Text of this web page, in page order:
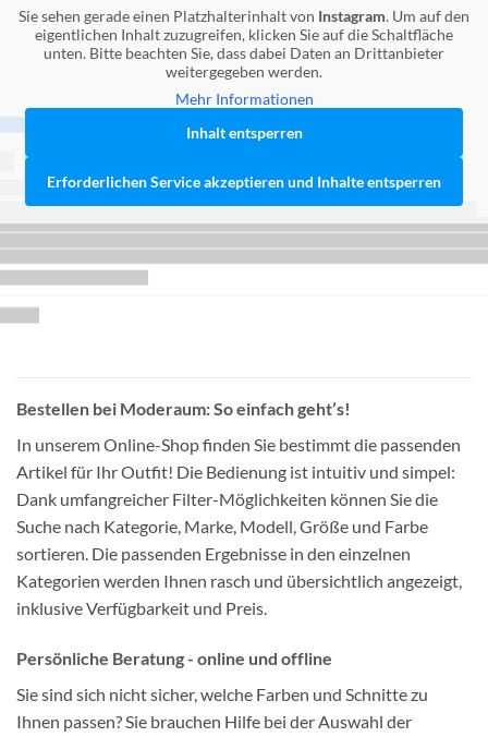
Sie sehen gerade einen Platzhalterinhalt von Instagram. Um auf den
eigentlichen Inhalt zuzugreifen, klicken Sie auf die Schaltfläche
unten. Bitte beachten Sie, dass dabei Daten an Drittanbieter
weitergegeben werden.
Mehr Informationen
Inhalt entsperren
Erforderlichen Service akzeptieren und Inhalte entsperren
Bestellen bei Moderaum: So einfach geht’s!
In unserem Online-Shop finden Sie bestimmt die passenden
Artikel für Ihr Outfit! Die Bedienung ist intuitiv und simpel:
Dank umfangreicher Filter-Möglichkeiten können Sie die
Suche nach Kategorie, Marke, Modell, Größe und Farbe
sortieren. Die passenden Ergebnisse in den einzelnen
Kategorien werden Ihnen rasch und übersichtlich angezeigt,
inklusive Verfügbarkeit und Preis.
Persönliche Beratung - online und offline
Sie sind sich nicht sicher, welche Farben und Schnitte zu
Ihnen passen? Sie brauchen Hilfe bei der Auswahl der